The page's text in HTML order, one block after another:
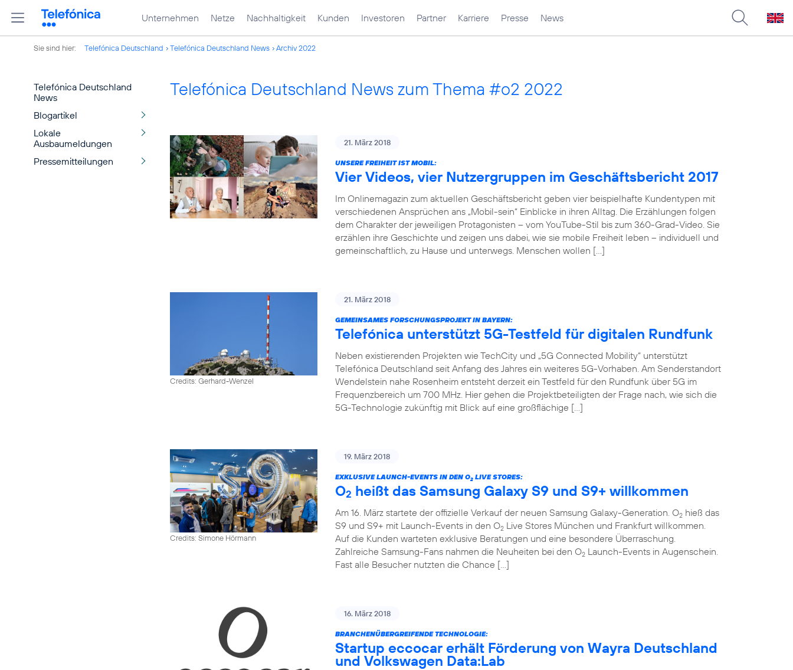
Unternehmen Netze Nachhaltigkeit Kunden Investoren Partner Karriere Presse News
Sie sind hier: Telefónica Deutschland Telefónica Deutschland News Archiv 2022
Telefónica Deutschland
News
Blogartikel
Lokale
Ausbaumeldungen
Pressemitteilungen
Telefónica Deutschland News zum Thema #o2 2022
21. März 2018
UNSERE FREIHEIT IST MOBIL:
Vier Videos, vier Nutzergruppen im Geschäftsbericht 2017
Im Onlinemagazin zum aktuellen Geschäftsbericht geben vier beispielhafte Kundentypen mit
verschiedenen Ansprüchen ans „Mobil-sein“ Einblicke in ihren Alltag. Die Erzählungen folgen
dem Charakter der jeweiligen Protagonisten – vom YouTube-Stil bis zum 360-Grad-Video. Sie
erzählen ihre Geschichte und zeigen uns dabei, wie sie mobile Freiheit leben – individuell und
gemeinschaftlich, zu Hause und unterwegs. Menschen wollen […]
Credits: Gerhard-Wenzel
21. März 2018
GEMEINSAMES FORSCHUNGSPROJEKT IN BAYERN:
Telefónica unterstützt 5G-Testfeld für digitalen Rundfunk
Neben existierenden Projekten wie TechCity und „5G Connected Mobility“ unterstützt
Telefónica Deutschland seit Anfang des Jahres ein weiteres 5G-Vorhaben. Am Senderstandort
Wendelstein nahe Rosenheim entsteht derzeit ein Testfeld für den Rundfunk über 5G im
Frequenzbereich um 700 MHz. Hier gehen die Projektbeteiligten der Frage nach, wie sich die
5G-Technologie zukünftig mit Blick auf eine großflächige […]
Credits: Simone Hörmann
19. März 2018
EXKLUSIVE LAUNCH-EVENTS IN DEN O2 LIVE STORES:
O2 heißt das Samsung Galaxy S9 und S9+ willkommen
Am 16. März startete der offizielle Verkauf der neuen Samsung Galaxy-Generation. O2 hieß das
S9 und S9+ mit Launch-Events in den O2 Live Stores München und Frankfurt willkommen.
Auf die Kunden warteten exklusive Beratungen und eine besondere Überraschung.
Zahlreiche Samsung-Fans nahmen die Neuheiten bei den O2 Launch-Events in Augenschein.
Fast alle Besucher nutzten die Chance […]
16. März 2018
BRANCHENÜBERGREIFENDE TECHNOLOGIE:
Startup eccocar erhält Förderung von Wayra Deutschland
und Volkswagen Data:Lab